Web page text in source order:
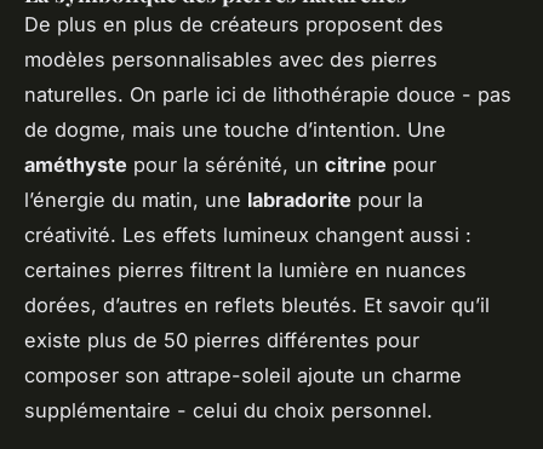
De plus en plus de créateurs proposent des
modèles personnalisables avec des pierres
naturelles. On parle ici de lithothérapie douce - pas
de dogme, mais une touche d’intention. Une
améthyste pour la sérénité, un citrine pour
l’énergie du matin, une labradorite pour la
créativité. Les effets lumineux changent aussi :
certaines pierres filtrent la lumière en nuances
dorées, d’autres en reflets bleutés. Et savoir qu’il
existe plus de 50 pierres différentes pour
composer son attrape-soleil ajoute un charme
supplémentaire - celui du choix personnel.